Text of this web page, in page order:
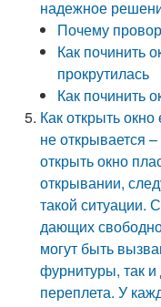
надежное
Почему
Как починить
прокрутилась
Как починить
Как открыть
не открывается
открыть окно
открывании,
такой ситуации.
дающих
могут быть
фурнитуры, так
переплета. У